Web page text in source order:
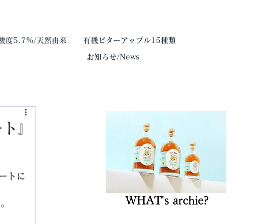
度5.7%/天然由来 有機ビターアップル15種類
お知らせ/News
』
トに
WHAT's archie?
WHAT's archie?